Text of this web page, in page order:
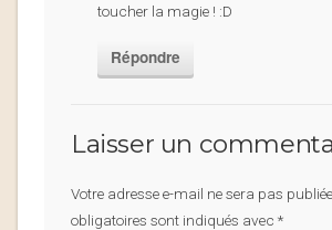
toucher la magie ! :D
Répondre
Laisser un
Votre adresse e-mail ne sera pas publiée.
obligatoires sont indiqués avec *